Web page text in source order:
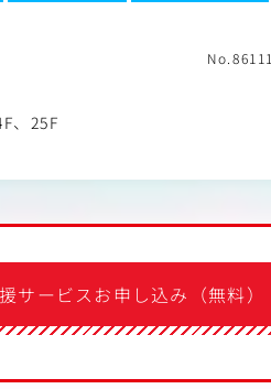
No.86111
、25F
サービスお申し込み（無料）